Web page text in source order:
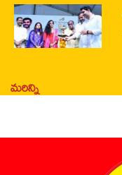
మరిన్ని